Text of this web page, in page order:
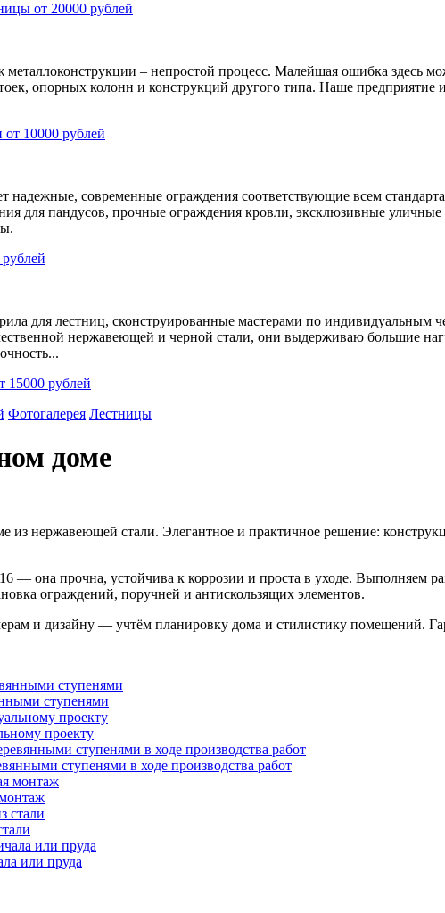
от 20000 рублей
металлоконструкции – непростой процесс. Малейшая ошибка
опорных колонн и конструкций другого типа. Наше предприятие
10000 рублей
надежные, современные ограждения соответствующие всем
для пандусов, прочные ограждения кровли, эксклюзивные
для лестниц, сконструированные мастерами по индивидуальным
нержавеющей и черной стали, они выдерживаю большие
15000 рублей
Фотогалерея Лестницы
доме
нержавеющей стали. Элегантное и практичное решение:
— она прочна, устойчива к коррозии и проста в уходе.
ограждений, поручней и антискользящих элементов.
и дизайну — учтём планировку дома и стилистику помещений.
ступенями
проекту
ступенями в ходе производства работ
или пруда